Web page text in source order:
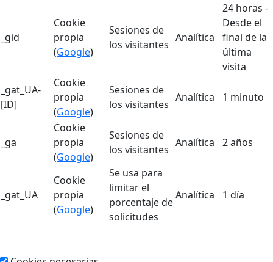
_gid
Cookie
propia
(Google)
Sesiones de
los visitantes
Analítica
24 horas -
Desde el
final de la
última
visita
_gat_UA-
[ID]
Cookie
propia
(Google)
Sesiones de
los visitantes
Analítica 1 minuto
_ga
Cookie
propia
(Google)
Sesiones de
los visitantes
Analítica 2 años
_gat_UA
Cookie
propia
(Google)
Se usa para
limitar el
porcentaje de
solicitudes
Analítica 1 día